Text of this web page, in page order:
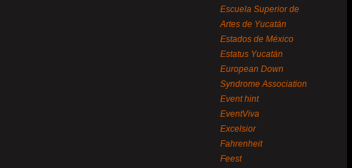
Escuela Superior de
Artes de Yucatán
Estados de México
Estatus Yucatán
European Down
Syndrome Association
Event hint
EventViva
Excelsior
Fahrenheit
Feest